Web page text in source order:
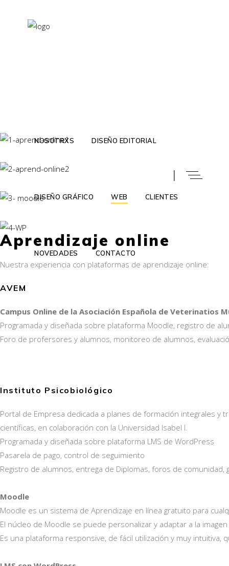
NOSOTRXS DISEÑO EDITORIAL
DISEÑO GRÁFICO WEB CLIENTES
NOVEDADES CONTACTO
I
Aprendizaje online
Nuestra experiencia con plataformas de aprendizaje online:
AVEM
Campus Online de la Asociación Española de Veterinatios
Programada y diseñada sobre plataforma Moodle, registro de
Foro de profersores y alumnos, monitoreo de alumnos,
Instituto Psicobiológico
Portal de Empresa dedicada a planes de formación integrales
científicas, en colaboración con la Universidad Isabel I.
Programada y diseñada sobre plataforma LMS de WordPress
Pasarela de pago, control de seguimiento
Registro de alumnos, entrega de Diplomas, foros de
Moodle
Moodle es un sistema de Aprendizaje en línea gratuito para
El núcleo de Moodle se puede personalizar y adaptar a la
Es una plataforma responsive, de fácil utilización y muy